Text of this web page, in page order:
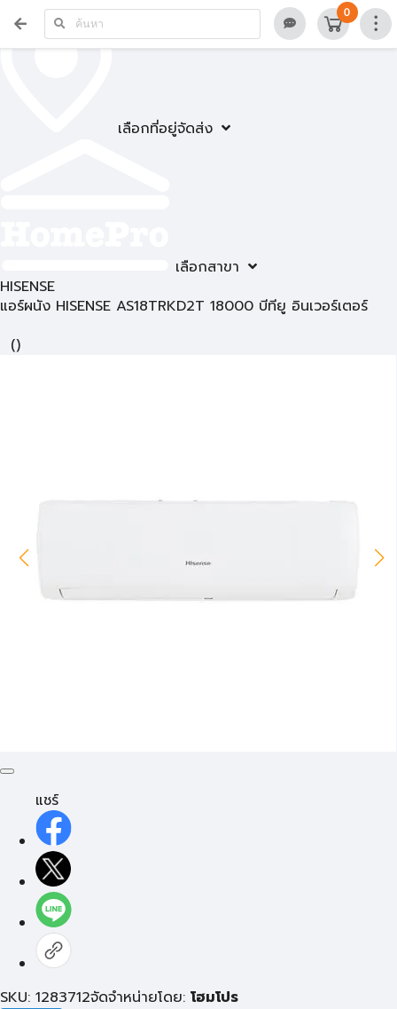
เลือกที่อยู่จัดส่ง
เลือกสาขา
0
HISENSE
แอร์ผนัง HISENSE AS18TRKD2T 18000 บีทียู อินเวอร์เตอร์
()
แชร์
SKU: 1283712จัดจำหน่ายโดย: โฮมโปร